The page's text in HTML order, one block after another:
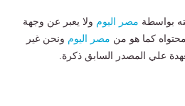
بواسطة مصر اليوم ولا يعبر عن وجهة
كما هو من مصر اليوم ونحن غير
علي المصدر السابق ذكرة.